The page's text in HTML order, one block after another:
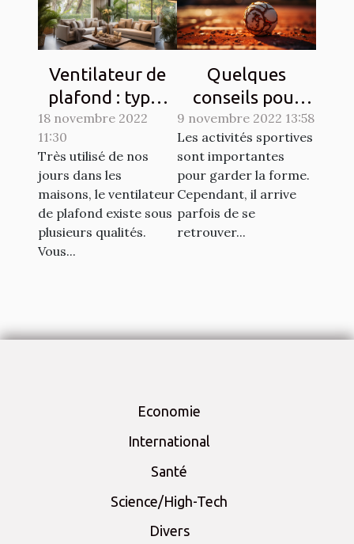
Ventilateur de
plafond : types
et qualités
18 novembre 2022
11:30
Très utilisé de nos
jours dans les
maisons, le ventilateur
de plafond existe sous
plusieurs qualités.
Vous...
Quelques
conseils pour
lutter contre les
courbatures
engendrées par
le sport
9 novembre 2022 13:58
Les activités sportives
sont importantes
pour garder la forme.
Cependant, il arrive
parfois de se
retrouver...
Economie
International
Santé
Science/High-Tech
Divers